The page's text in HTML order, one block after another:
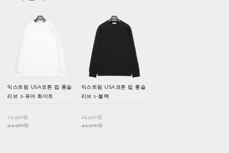
익스트림 USA코튼 립 롱슬
리브 2-퓨어 화이트
24,900원
44,900원
익스트림 USA코튼 립 롱슬
리브 1-블랙
24,900원
44,900원